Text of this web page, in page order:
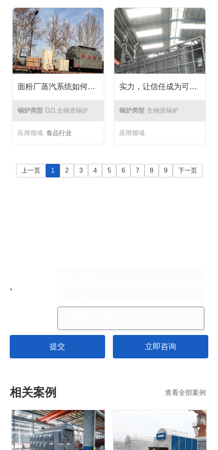
面粉厂蒸汽系统如何？新力锅炉DZL生物质蒸汽锅炉应用案例解析
锅炉类型 DZL生物质锅炉
应用领域: 食品行业
实力，让信任成为可能｜生物质流化床蒸汽锅炉远赴俄罗斯印染厂
锅炉类型 生物质锅炉
应用领域:
上一页 1 2 3 4 5 6 7 8 9 下一页
*
提交 立即咨询
相关案例 查看全部案例